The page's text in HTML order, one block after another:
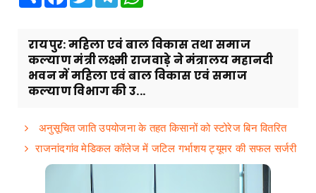
रायपुर: महिला एवं बाल विकास तथा समाज
कल्याण मंत्री लक्ष्मी राजवाड़े ने मंत्रालय महानदी
भवन में महिला एवं बाल विकास एवं समाज
कल्याण विभाग की उ...
अनुसूचित जाति उपयोजना के तहत किसानों को स्टोरेज बिन वितरित
राजनांदगांव मेडिकल कॉलेज में जटिल गर्भाशय ट्यूमर की सफल सर्जरी